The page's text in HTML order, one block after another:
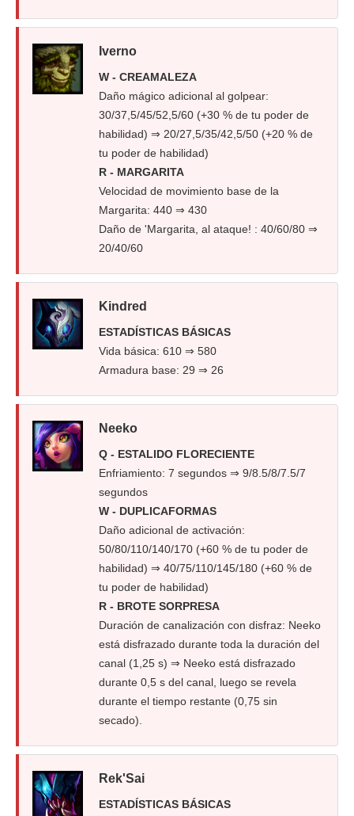
Iverno
W - CREAMALEZA
Daño mágico adicional al golpear:
30/37,5/45/52,5/60 (+30 % de tu poder de
habilidad) ⇒ 20/27,5/35/42,5/50 (+20 % de
tu poder de habilidad)
R - MARGARITA
Velocidad de movimiento base de la
Margarita: 440 ⇒ 430
Daño de 'Margarita, al ataque! : 40/60/80 ⇒
20/40/60
Kindred
ESTADÍSTICAS BÁSICAS
Vida básica: 610 ⇒ 580
Armadura base: 29 ⇒ 26
Neeko
Q - ESTALIDO FLORECIENTE
Enfriamiento: 7 segundos ⇒ 9/8.5/8/7.5/7
segundos
W - DUPLICAFORMAS
Daño adicional de activación:
50/80/110/140/170 (+60 % de tu poder de
habilidad) ⇒ 40/75/110/145/180 (+60 % de
tu poder de habilidad)
R - BROTE SORPRESA
Duración de canalización con disfraz: Neeko
está disfrazado durante toda la duración del
canal (1,25 s) ⇒ Neeko está disfrazado
durante 0,5 s del canal, luego se revela
durante el tiempo restante (0,75 sin
secado).
Rek'Sai
ESTADÍSTICAS BÁSICAS